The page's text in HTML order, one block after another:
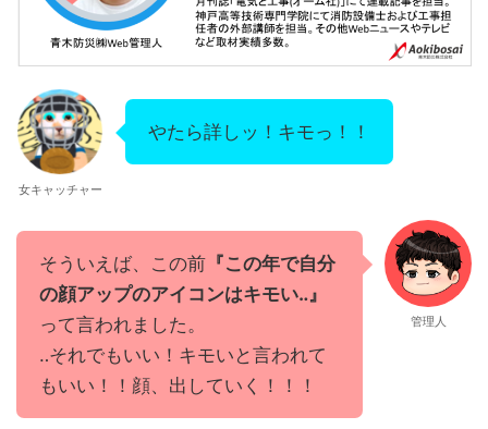
女キャッチャー
やたら詳しッ！キモっ！！
そういえば、この前 『この年で自分
の顔アップのアイコンはキモい‥』
って言われました。
‥それでもいい！キモいと言われて
もいい！！顔、出していく！！！
管理人